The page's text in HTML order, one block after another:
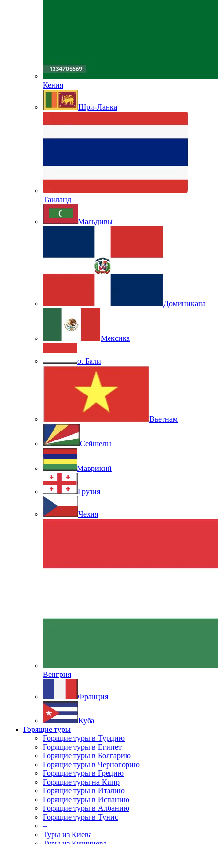
Кения
Шри-Ланка
Таиланд
Мальдивы
Доминикана
Мексика
о. Бали
Вьетнам
Сейшелы
Маврикий
Грузия
Чехия
Венгрия
Франция
Куба
Горящие туры
Горящие туры в Турцию
Горящие туры в Египет
Горящие туры в Болгарию
Горящие туры в Черногорию
Горящие туры в Грецию
Горящие туры на Кипр
Горящие туры в Италию
Горящие туры в Испанию
Горящие туры в Албанию
Горящие туры в Тунис
–
Туры из Киева